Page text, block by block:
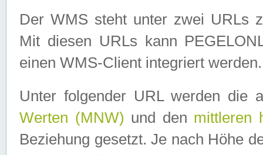
Der WMS steht unter zwei URLs
Mit diesen URLs kann
einen WMS-Client integriert werden.
Unter folgender URL werden die
Werten (MNW) und den mittleren
Beziehung gesetzt. Je nach Höhe